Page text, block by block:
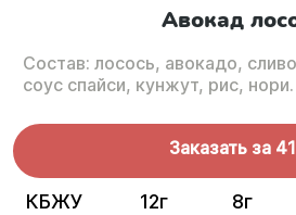
Авокад
Состав: лосось, авокадо,
соус спайси, кунжут, рис, нори.
Заказать за
КБЖУ 12г 8г